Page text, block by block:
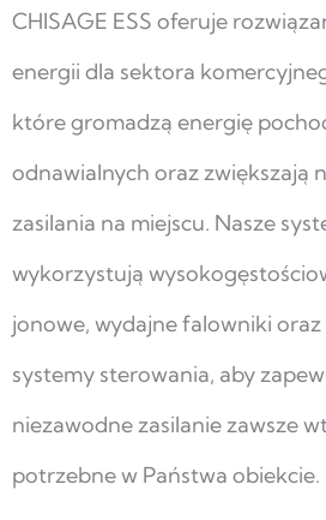
CHISAGE ESS oferuje
energii dla sektora
które gromadzą energię
odnawialnych oraz zwiększają
zasilania na miejscu. Nasze
wykorzystują
jonowe, wydajne falowniki
systemy sterowania, aby
niezawodne zasilanie zawsze
potrzebne w Państwa obiekcie.